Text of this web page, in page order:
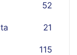
52
21
115